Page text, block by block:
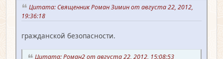
Цитата: Священник Роман Зимин от августа 22, 2012,
19:36:18
гражданской безопасности.
Цитата: Роман2 от августа 22, 2012, 15:08:53